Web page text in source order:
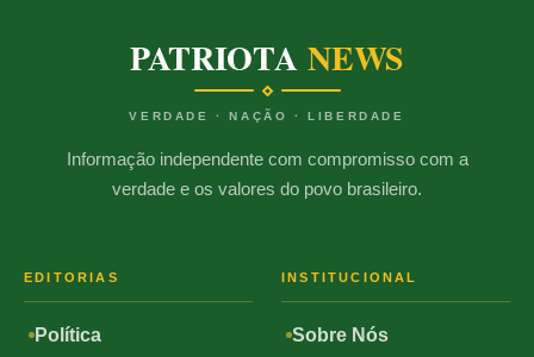
PATRIOTANEWS
VERDADE · NAÇÃO · LIBERDADE
Informação independente com compromisso com a
verdade e os valores do povo brasileiro.
EDITORIAS
Política
INSTITUCIONAL
Sobre Nós